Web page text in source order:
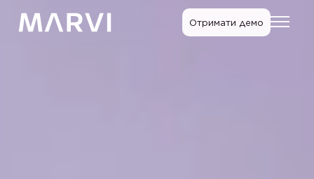
Отримати демо